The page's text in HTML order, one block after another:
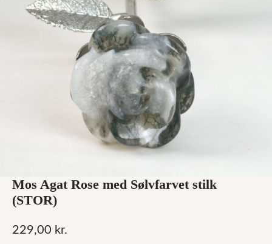
Mos Agat Rose med Sølvfarvet stilk
(STOR)
229,00 kr.